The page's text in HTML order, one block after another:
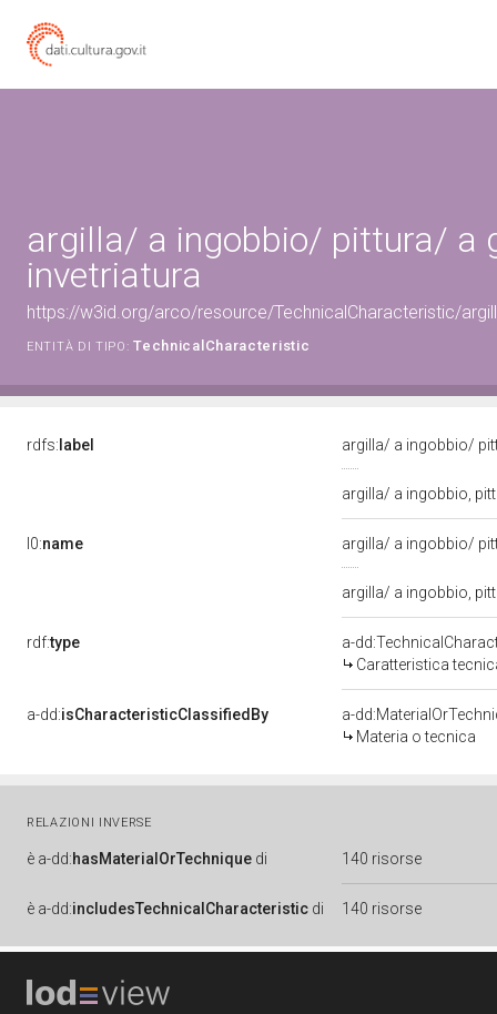
argilla/ a ingobbio/ pittura/ a
invetriatura
https://w3id.org/arco/resource/TechnicalCharacteristic/
ENTITÀ DI TIPO: TechnicalCharacteristic
rdfs: label argilla/ a ingobbio/
argilla/ a ingobbio,
l0:name argilla/ a ingobbio/
argilla/ a ingobbio,
rdf:type
a-
Caratteristica
a-dd:isCharacteristicClassifiedBy
a-
Materia o tecnica
RELAZIONI INVERSE
è a-dd:hasMaterialOrTechnique di 140 risorse
è a-dd:includesTechnicalCharacteristic di 140 risorse